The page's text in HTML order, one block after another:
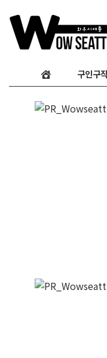
구인구직